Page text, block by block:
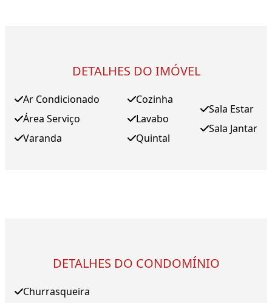
DETALHES DO IMÓVEL
Ar Condicionado
Área Serviço
Varanda
Cozinha
Lavabo
Quintal
Sala Estar
Sala Jantar
DETALHES DO CONDOMÍNIO
Churrasqueira